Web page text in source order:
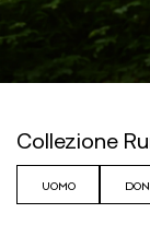
Collezione
UOMO